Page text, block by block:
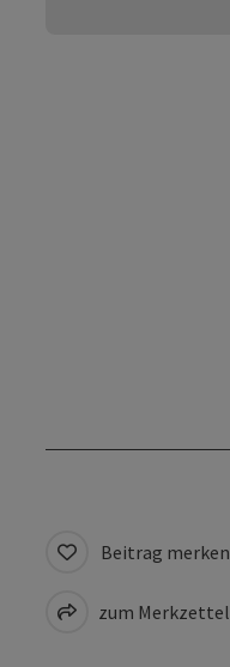
Beitrag merken
zum Merkzettel